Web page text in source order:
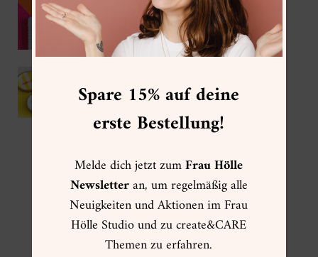
Kumihimo als DIY Sommer-Trend 2026
Gießpulver
FOLGE MIR
Spare 15% auf deine
erste Bestellung!
Melde dich jetzt zumFrau Hölle
Newsletteran, um regelmäßig alle
Neuigkeiten und Aktionen im Frau
Hölle Studio und zu create&CARE
Themen zu erfahren.